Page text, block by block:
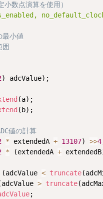
数点演算を使用）
小値
) adcValue);
(a);
(b);
値の計算
* extendedA + 13107) >>4
* (extendedA +
< truncate
(adcValue
> truncate
;